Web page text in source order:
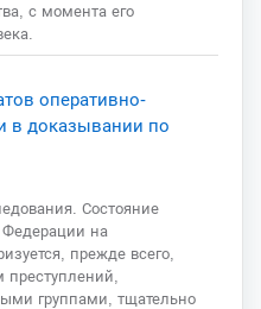
с момента его
оперативно-
в доказывании по
Состояние
Федерации на
прежде всего,
группами, тщательно